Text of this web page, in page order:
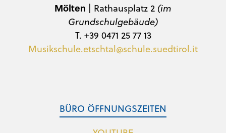
Mölten | Rathausplatz 2 (im
Grundschulgebäude)
T. +39 0471 25 77 13
Musikschule.etschtal@schule.suedtirol.it
BÜRO ÖFFNUNGSZEITEN